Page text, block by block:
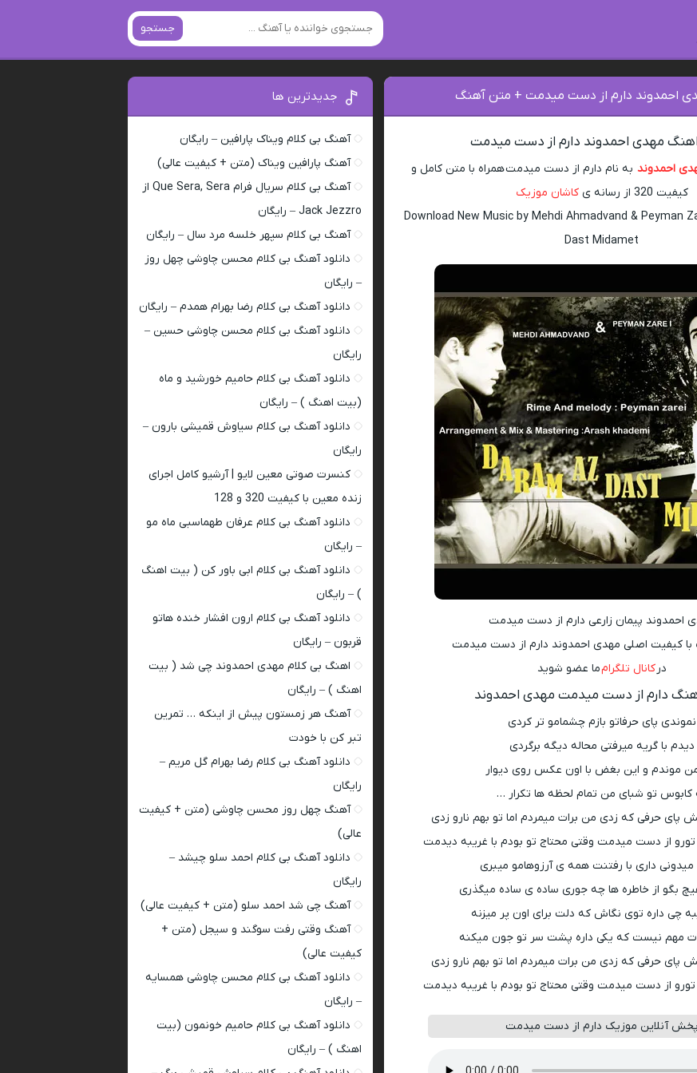
جستجو
احمدوند دارم از دست میدمت + متن آهنگ
اهنگ مهدی احمدوند دارم از دست میدمت
احمدوند به نام دارم از دست میدمت همراه با متن کامل و
کیفیت 320 از رسانه ی
کاشان موزیک
Download New Music by Mehdi Ahmadvand & Peyman
Dast Midamet
احمدوند پیمان زارعی دارم از دست میدمت
با کیفیت اصلی مهدی احمدوند دارم از دست میدمت
در کانال تلگرامما عضو شوید
دارم از دست میدمت مهدی احمدوند
نموندی پای حرفاتو بازم چشمامو تر کردی
دیدم با گریه میرفتی محاله دیگه برگردی
من موندم و این بغض با اون عکس روی دیوار
کابوس تو شبای من تمام لحظه ها تکرار …
پای حرفی که زدی من برات میمردم اما تو بهم نارو زدی
از دست میدمت وقتی محتاج تو بودم با غریبه دیدمت
داری با رفتنت همه ی آرزوهامو میبری
بگو از خاطره ها چه جوری ساده ی ساده میگذری
چی داره توی نگاش که دلت برای اون پر میزنه
مهم نیست که یکی داره پشت سر تو جون میکنه
پای حرفی که زدی من برات میمردم اما تو بهم نارو زدی
از دست میدمت وقتی محتاج تو بودم با غریبه دیدمت
پخش آنلاین موزیک دارم از دست میدمت
جدیدترین ها
آهنگ بی کلام ویناک پارافین – رایگان
آهنگ پارافین ویناک (متن + کیفیت عالی)
آهنگ بی کلام سریال فرام Que Sera, Sera از
Jack Jezzro – رایگان
آهنگ بی کلام سپهر خلسه مرد سال – رایگان
دانلود آهنگ بی کلام محسن چاوشی چهل روز
– رایگان
دانلود آهنگ بی کلام رضا بهرام همدم – رایگان
دانلود آهنگ بی کلام محسن چاوشی حسین –
رایگان
دانلود آهنگ بی کلام حامیم خورشید و ماه
(بیت اهنگ ) – رایگان
دانلود آهنگ بی کلام سیاوش قمیشی بارون –
رایگان
کنسرت صوتی معین لایو | آرشیو کامل اجرای
زنده معین با کیفیت 320 و 128
دانلود آهنگ بی کلام عرفان طهماسبی ماه مو
– رایگان
دانلود آهنگ بی کلام ابی باور کن ( بیت اهنگ
) – رایگان
دانلود آهنگ بی کلام ارون افشار خنده هاتو
قربون – رایگان
اهنگ بی کلام مهدی احمدوند چی شد ( بیت
اهنگ ) – رایگان
آهنگ هر زمستون پیش از اینکه … تمرین
تبر کن با خودت
دانلود آهنگ بی کلام رضا بهرام گل مریم –
رایگان
آهنگ چهل روز محسن چاوشی (متن + کیفیت
عالی)
دانلود آهنگ بی کلام احمد سلو چیشد –
رایگان
آهنگ چی شد احمد سلو (متن + کیفیت عالی)
آهنگ وقتی رفت سوگند و سیجل (متن +
کیفیت عالی)
دانلود آهنگ بی کلام محسن چاوشی همسایه
– رایگان
دانلود آهنگ بی کلام حامیم خونمون (بیت
اهنگ ) – رایگان